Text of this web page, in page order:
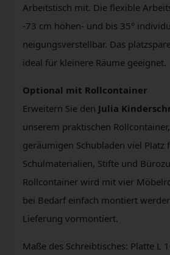
Arbeitstisch mit. Die flexible
-73 cm höhen- und bis 35°
neigungsverstellbar. Das
ideal für kleinere Räume geeignet.
Optional mit Rollcontainer
Erweitern Sie den Julia
unserem praktischen
geräumigen Schubladen viel Platz
Schulmaterialien, Stifte und
Rollcontainer wird mit vier
bei Bedarf einfach montiert
Lieferung vormontiert.
Maße des Schreibtisches: Platte L